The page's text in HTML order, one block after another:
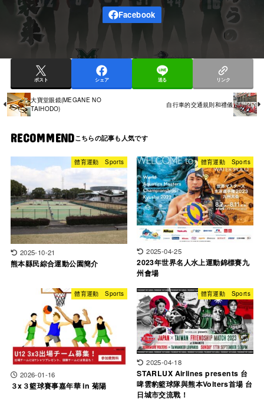
ポスト シェア 送る リンク
大寶堂眼鏡(MEGANE NO
TAIHODO)
自行車的交通規則和禮儀
RECOMMEND
體育運動 Sports
2025-10-21
熊本縣民綜合運動公園簡介
體育運動 Sports
2025-04-25
2023年世界名人水上運動錦標賽九
州會場
體育運動 Sports
2026-01-16
３x３籃球賽事嘉年華 in 菊陽
體育運動 Sports
2025-04-18
STARLUX Airlines presents 台
啤雲豹籃球隊與熊本Volters首場 台
日城市交流戰！